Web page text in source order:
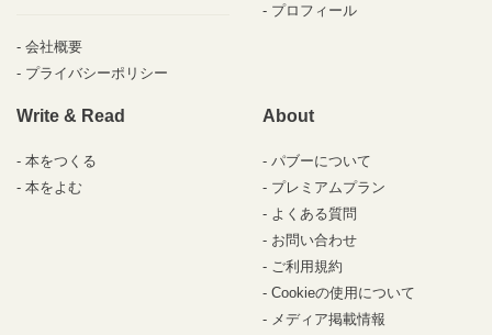
会社概要
プライバシーポリシー
プロフィール
Write & Read
本をつくる
本をよむ
About
パブーについて
プレミアムプラン
よくある質問
お問い合わせ
ご利用規約
Cookieの使用について
メディア掲載情報